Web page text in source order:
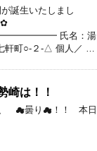
誕生いたしまし
✿
氏名：湯
軒町○-２-△ 個人／ …
崎は！！
、 ☁曇り☁！！ 本日